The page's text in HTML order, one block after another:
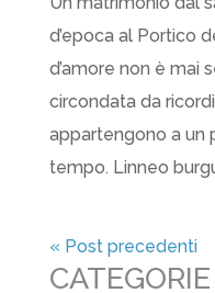
d’epoca al Portico
d’amore non è mai
circondata da
appartengono a un
tempo. Linneo
« Post precedenti
CATEGORIE